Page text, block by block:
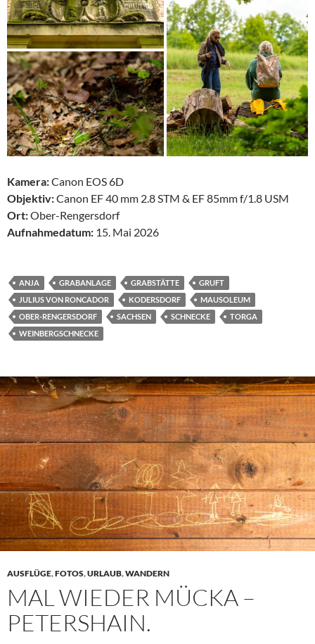
Kamera:Canon EOS 6D
Objektiv:Canon EF 40 mm 2.8 STM & EF 85mm f/1.8 USM
Ort:Ober-Rengersdorf
Aufnahmedatum: 15. Mai 2026
ANJA GRABANLAGE GRABSTÄTTE
GRUFT
JULIUS VON RONCADOR
KODERSDORF
MAUSOLEUM
OBER-RENGERSDORF
SACHSEN SCHNECKE
TORGA
WEINBERGSCHNECKE
AUSFLÜGE,FOTOS,URLAUB,WANDERN
MAL WIEDER MÜCKA –
PETERSHAIN.